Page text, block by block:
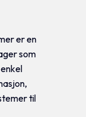
er en
som
til